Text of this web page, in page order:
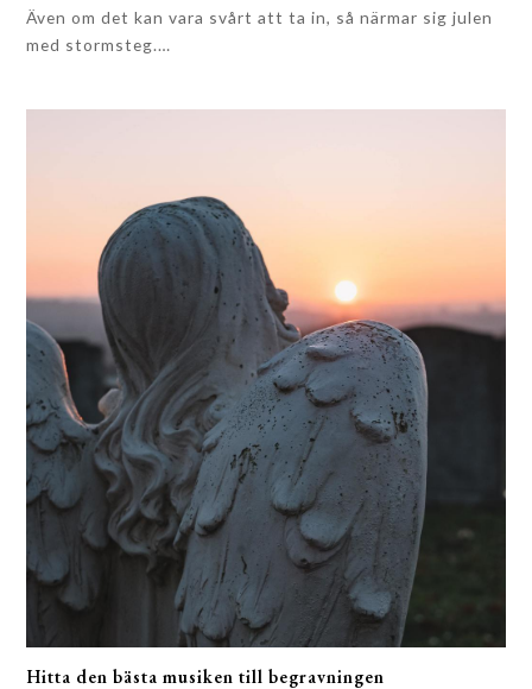
Även om det kan vara svårt att ta in, så närmar sig julen
med stormsteg.…
Hitta den bästa musiken till begravningen